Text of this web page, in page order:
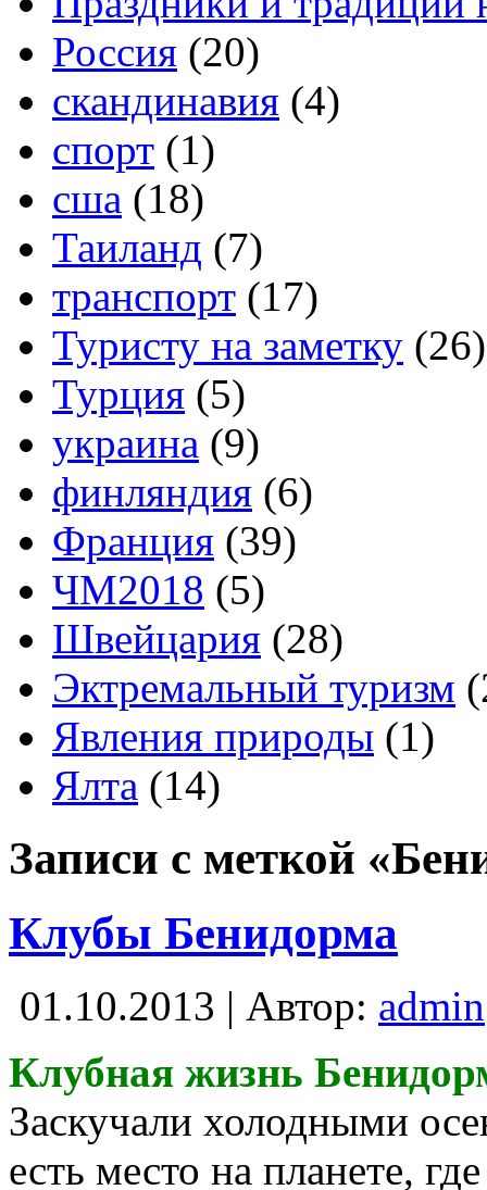
Россия (20)
скандинавия (4)
спорт (1)
сша (18)
Таиланд (7)
транспорт (17)
Туристу на заметку (26)
Турция (5)
украина (9)
финляндия (6)
Франция (39)
ЧМ2018 (5)
Швейцария (28)
Эктремальный туризм
Явления природы (1)
Ялта (14)
Записи с меткой
Клубы Бенидорма
01.10.2013 | Автор: admin
Клубная жизнь
Заскучали холодными
есть место на планете,